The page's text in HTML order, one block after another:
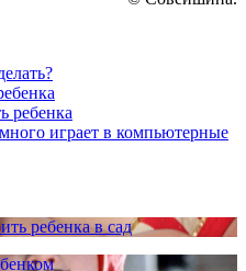
ребенка
играет в компьютерные
ребенка в сад